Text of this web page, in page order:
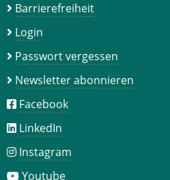
Barrierefreiheit
Login
Passwort vergessen
Newsletter abonnieren
Facebook
LinkedIn
Instagram
Youtube